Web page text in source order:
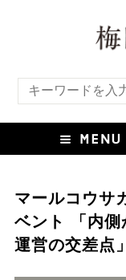
マールコウサ
ベント 「内
運営の交差点」